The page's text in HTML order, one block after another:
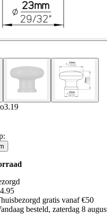
3.19
:
gratis vanaf €50
besteld, zaterdag 8